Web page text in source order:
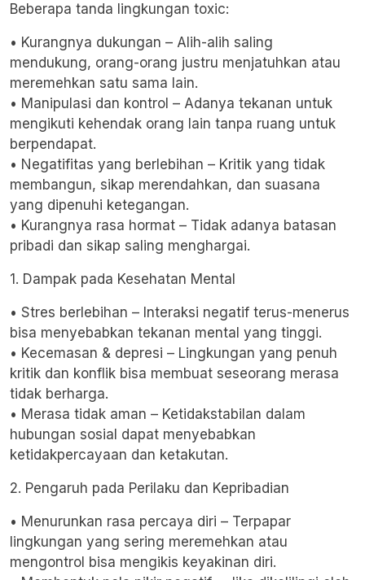
Beberapa tanda lingkungan toxic:
• Kurangnya dukungan – Alih-alih saling
mendukung, orang-orang justru menjatuhkan atau
meremehkan satu sama lain.
• Manipulasi dan kontrol – Adanya tekanan untuk
mengikuti kehendak orang lain tanpa ruang untuk
berpendapat.
• Negatifitas yang berlebihan – Kritik yang tidak
membangun, sikap merendahkan, dan suasana
yang dipenuhi ketegangan.
• Kurangnya rasa hormat – Tidak adanya batasan
pribadi dan sikap saling menghargai.
1. Dampak pada Kesehatan Mental
• Stres berlebihan – Interaksi negatif terus-menerus
bisa menyebabkan tekanan mental yang tinggi.
• Kecemasan & depresi – Lingkungan yang penuh
kritik dan konflik bisa membuat seseorang merasa
tidak berharga.
• Merasa tidak aman – Ketidakstabilan dalam
hubungan sosial dapat menyebabkan
ketidakpercayaan dan ketakutan.
2. Pengaruh pada Perilaku dan Kepribadian
• Menurunkan rasa percaya diri – Terpapar
lingkungan yang sering meremehkan atau
mengontrol bisa mengikis keyakinan diri.